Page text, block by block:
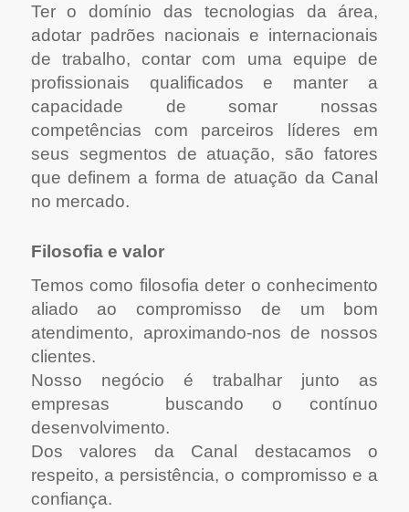
Ter o domínio das tecnologias da área,
adotar padrões nacionais e internacionais
de trabalho, contar com uma equipe de
profissionais qualificados e manter a
capacidade de somar nossas
competências com parceiros líderes em
seus segmentos de atuação, são fatores
que definem a forma de atuação da Canal
no mercado.
Filosofia e valor
Temos como filosofia deter o conhecimento
aliado ao compromisso de um bom
atendimento, aproximando-nos de nossos
clientes.
Nosso negócio é trabalhar junto as
empresas buscando o contínuo
desenvolvimento.
Dos valores da Canal destacamos o
respeito, a persistência, o compromisso e a
confiança.